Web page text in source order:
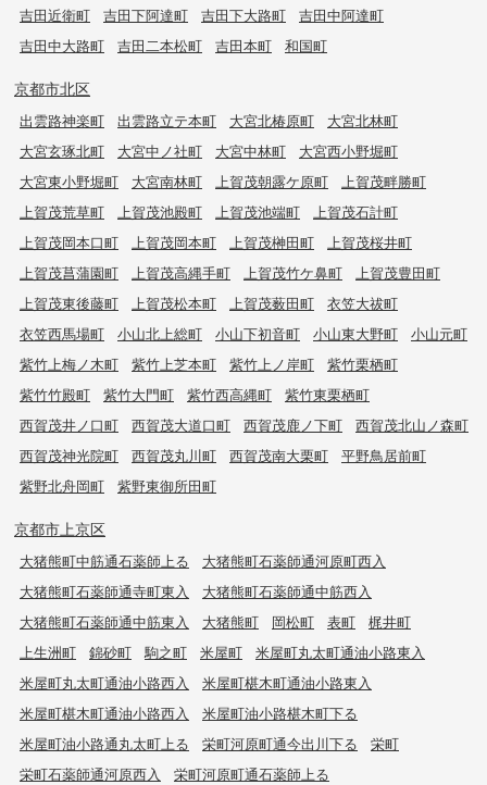
吉田近衛町
吉田下阿達町 吉田下大路町
吉田中阿達町
吉田中大路町
吉田二本松町 吉田本町 和国町
京都市北区
出雲路神楽町 出雲路立テ本町 大宮北椿原町
大宮北林町
大宮玄琢北町
大宮中ノ社町 大宮中林町
大宮西小野堀町
大宮東小野堀町
大宮南林町 上賀茂朝露ケ原町
上賀茂畔勝町
上賀茂荒草町
上賀茂池殿町 上賀茂池端町
上賀茂石計町
上賀茂岡本口町
上賀茂岡本町 上賀茂榊田町
上賀茂桜井町
上賀茂菖蒲園町
上賀茂高縄手町 上賀茂竹ケ鼻町
上賀茂豊田町
上賀茂東後藤町
上賀茂松本町 上賀茂薮田町
衣笠大祓町
衣笠西馬場町
小山北上総町 小山下初音町 小山東大野町
小山元町
紫竹上梅ノ木町
紫竹上芝本町 紫竹上ノ岸町
紫竹栗栖町
紫竹竹殿町
紫竹大門町 紫竹西高縄町
紫竹東栗栖町
西賀茂井ノ口町
西賀茂大道口町 西賀茂鹿ノ下町
西賀茂北山ノ森町
西賀茂神光院町
西賀茂丸川町 西賀茂南大栗町
平野鳥居前町
紫野北舟岡町
紫野東御所田町
京都市上京区
大猪熊町中筋通石薬師上る
大猪熊町石薬師通河原町西入
大猪熊町石薬師通寺町東入
大猪熊町石薬師通中筋西入
大猪熊町石薬師通中筋東入
大猪熊町 岡松町 表町
梶井町
上生洲町
錦砂町 駒之町 米屋町
米屋町丸太町通油小路東入
米屋町丸太町通油小路西入
米屋町椹木町通油小路東入
米屋町椹木町通油小路西入
米屋町油小路椹木町下る
米屋町油小路通丸太町上る
栄町河原町通今出川下る
栄町
栄町石薬師通河原西入
栄町河原町通石薬師上る